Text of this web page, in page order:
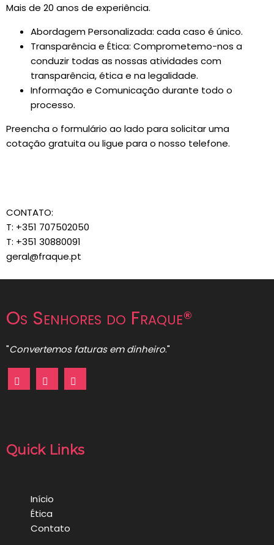
Mais de 20 anos de experiência.
Abordagem Personalizada: cada caso é único.
Transparência e Ética: Comprometemo-nos a
conduzir todas as nossas atividades com
transparência, ética e na legalidade.
Informação e Comunicação durante todo o
processo.
Preencha o formulário ao lado para solicitar uma
cotação gratuita ou ligue para o nosso telefone.
CONTATO:
T: +351 707502050
T: +351 30880091
geral@fraque.pt
Os Senhores do Fraque®
"Convertemos faturas em dinheiro."
Quick Links
Início
Ética
Contato